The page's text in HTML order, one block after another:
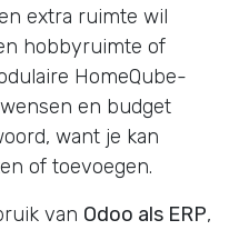
extra ruimte wil
hobbyruimte of
HomeQube-
en budget
want je kan
of toevoegen.
van Odoo als ERP,